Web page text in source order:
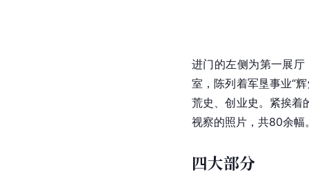
进门的左侧为第一展厅
室，陈列着军垦事业“
荒史、创业史。紧挨着
视察的照片，共80余幅
四大部分